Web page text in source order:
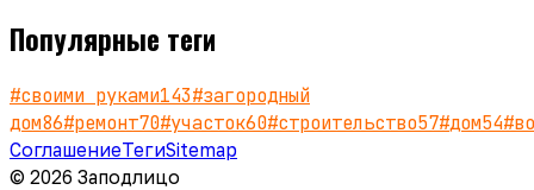
Популярные теги
#своими руками143#загородный
дом86#ремонт70#участок60#строительство57#дом54#
СоглашениеТегиSitemap
© 2026 Заподлицо